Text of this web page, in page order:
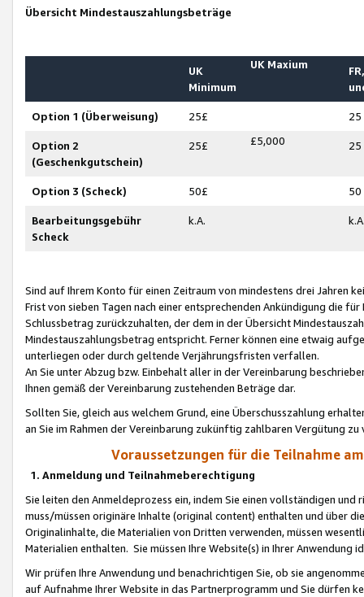
Übersicht Mindestauszahlungsbeträge
UK
Minimum
UK Maxium
Option 1 (Überweisung) 25£ 25
Option 2
(Geschenkgutschein)
25£ £5,000 25
Option 3 (Scheck) 50£ 50
Bearbeitungsgebühr
Scheck
k.A.
Sind auf Ihrem Konto für einen Zeitraum von mindestens drei Jahren
Frist von sieben Tagen nach einer entsprechenden Ankündigung die
Schlussbetrag zurückzuhalten, der dem in der Übersicht
Mindestauszahlungsbetrag entspricht. Ferner können eine etwaig
unterliegen oder durch geltende Verjährungsfristen verfallen.
An Sie unter Abzug bzw. Einbehalt aller in der Vereinbarung
Ihnen gemäß der Vereinbarung zustehenden Beträge dar.
Sollten Sie, gleich aus welchem Grund, eine Überschusszahlung
an Sie im Rahmen der Vereinbarung zukünftig zahlbaren Vergütung zu
Voraussetzungen für die Teilnahme
1. Anmeldung und Teilnahmeberechtigung
Sie leiten den Anmeldeprozess ein, indem Sie einen vollständigen
muss/müssen originäre Inhalte (original content) enthalten und über
Originalinhalte, die Materialien von Dritten verwenden, müssen
Materialien enthalten. Sie müssen Ihre Website(s) in Ihrer Anwendung
Wir prüfen Ihre Anwendung und benachrichtigen Sie, ob sie
auf Aufnahme Ihrer Website in das Partnerprogramm und Sie dürfen